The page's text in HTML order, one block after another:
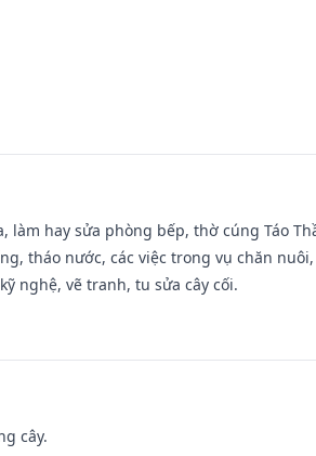
hay sửa phòng bếp, thờ cúng Táo
tháo nước, các việc trong vụ chăn
nghệ, vẽ tranh, tu sửa cây cối.
cây.